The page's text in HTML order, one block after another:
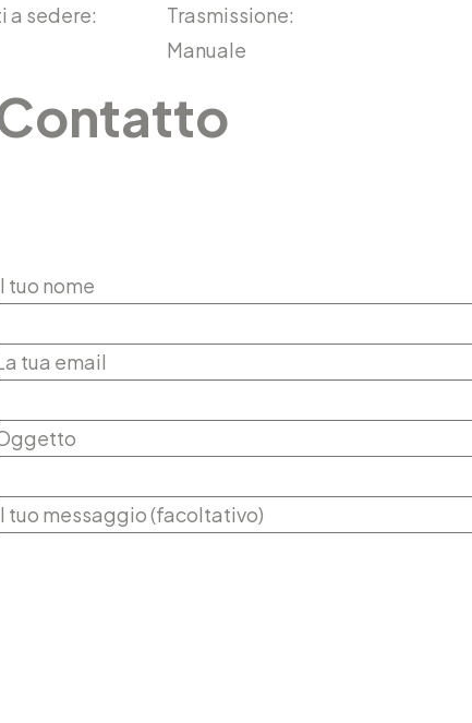
a sedere:
Trasmissione:
Manuale
tuo nome
tua email
tuo messaggio (facoltativo)